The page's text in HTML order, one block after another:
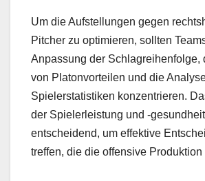
Um die Aufstellungen gegen
Pitcher zu optimieren, sollten
Anpassung der Schlagreihenfolge,
von Platonvorteilen und die
Spielerstatistiken konzentrieren.
der Spielerleistung und -
entscheidend, um effektive
treffen, die die offensive Produktion